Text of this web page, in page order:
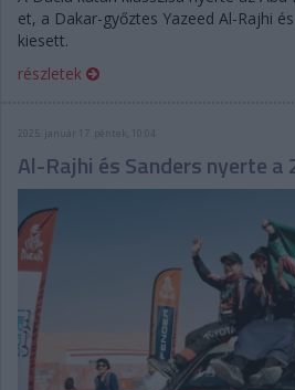
et, a Dakar-győztes Yazeed Al-Rajhi
kiesett.
részletek
2025. január 17. péntek, 10:04
Al-Rajhi és Sanders nyerte